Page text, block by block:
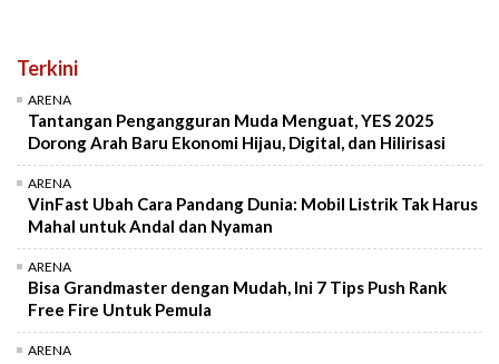
Terkini
ARENA
Tantangan Pengangguran Muda Menguat, YES 2025
Dorong Arah Baru Ekonomi Hijau, Digital, dan Hilirisasi
ARENA
VinFast Ubah Cara Pandang Dunia: Mobil Listrik Tak Harus
Mahal untuk Andal dan Nyaman
ARENA
Bisa Grandmaster dengan Mudah, Ini 7 Tips Push Rank
Free Fire Untuk Pemula
ARENA